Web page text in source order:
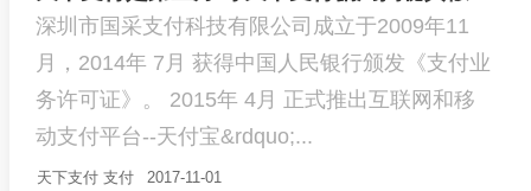
深圳市国采支付科技有限公司成立于2009年11
月，2014年 7月 获得中国人民银行颁发《支付业
务许可证》。 2015年 4月 正式推出互联网和移
动支付平台--天付宝&rdquo;...
天下支付 支付 2017-11-01